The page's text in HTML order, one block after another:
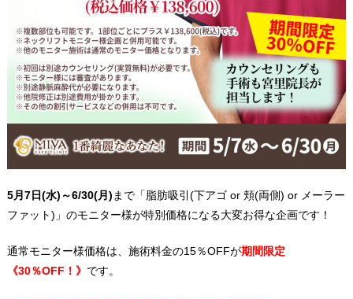
5月7日(水)～6/30(月) まで「脂肪吸引(下アゴ or 頬(両側) or メーラー
ファット)」のモニター様が特別価格になる大変お得な企画です！
通常モニター様価格は、施術料金の15％OFFが期間限定
《30％OFF！》 です。